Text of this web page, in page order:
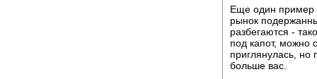
Еще один пример
рынок
разбегаются -
под капот, можно
приглянулась, но
больше вас.